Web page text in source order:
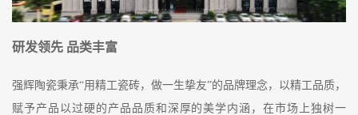
研发领先 品类丰富
强辉陶瓷秉承“用精工瓷砖，做一生挚友”的品牌理念 ，
以精工品质，
赋予产品 以过硬的产品品质和深厚的美学内涵 ，在市场上独树一